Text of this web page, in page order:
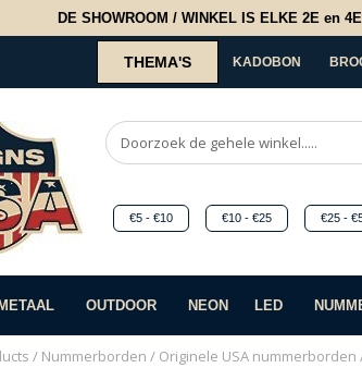
DE SHOWROOM / WINKEL IS ELKE 2E en
THEMA'S KADOBON
€5 - €10 €10 - €25 €25 -
METAAL OUTDOOR NEON LED
/ Nummerborden / Originele USA nummerborden